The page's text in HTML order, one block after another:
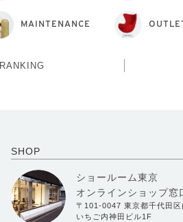
MAINTENANCE
RANKING
SHOP
ショールーム東京
オンラインショップ窓
〒101-0047 東京都千代田
いちご内神田ビル1F